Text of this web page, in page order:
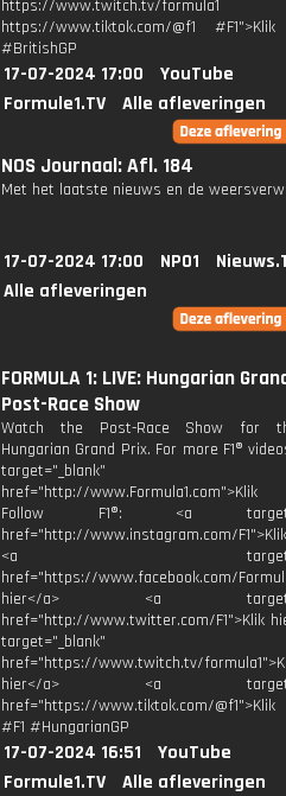
https://www.twitch.tv/formula1
https://www.tiktok.com/@f1
#BritishGP
17-07-2024 17:00
YouTube
Formule1.TV
Alle afleveringen
NOS Journaal: Afl. 184
Met het laatste nieuws en de
17-07-2024 17:00 NPO1
Alle afleveringen
FORMULA 1: LIVE: Hungarian
Post-Race Show
Watch the Post-Race Show for
Hungarian Grand Prix. For more F1®
target="_blank"
href="http://
Follow F1®: <a
href="http://www.instagram.com/
<a
href="https://www.facebook.com/
hier</a> <a
href="http://www.twitter.com/F1">Klik
target="_blank"
href="https://www.twitch.tv/
hier</a> <a
href="https://www.tiktok.com/
#F1 #HungarianGP
17-07-2024 16:51
YouTube
Formule1.TV
Alle afleveringen